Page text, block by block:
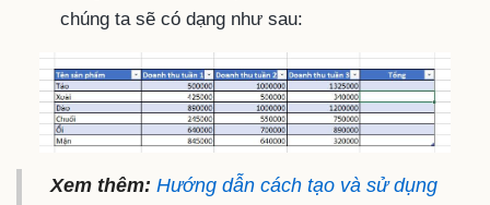
chúng ta sẽ có dạng như sau:
Xem thêm: Hướng dẫn cách tạo và sử dụng